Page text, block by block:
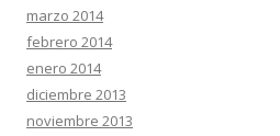
marzo 2014
febrero 2014
enero 2014
diciembre 2013
noviembre 2013